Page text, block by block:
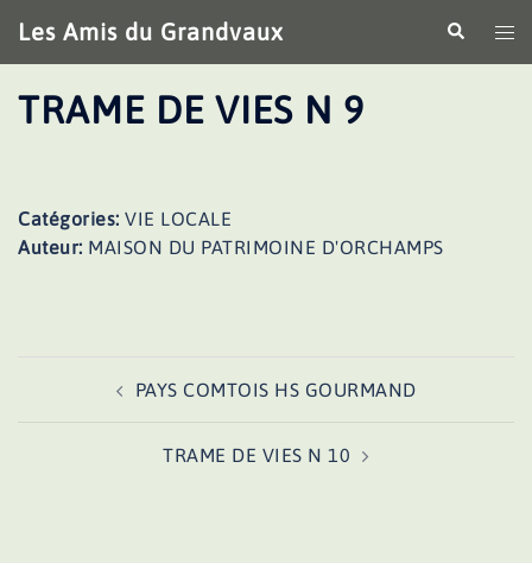
au
contenu
Les Amis du Grandvaux
le
TRAME DE VIES N 9
Catégories: VIE LOCALE
Auteur: MAISON DU PATRIMOINE D'ORCHAMPS
d’article
PAYS COMTOIS HS GOURMAND
TRAME DE VIES N 10